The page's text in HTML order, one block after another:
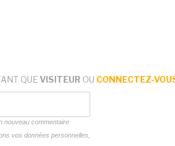
QUE VISITEUR OU CONNECTEZ-
nouveau commentaire
vos données personnelles,